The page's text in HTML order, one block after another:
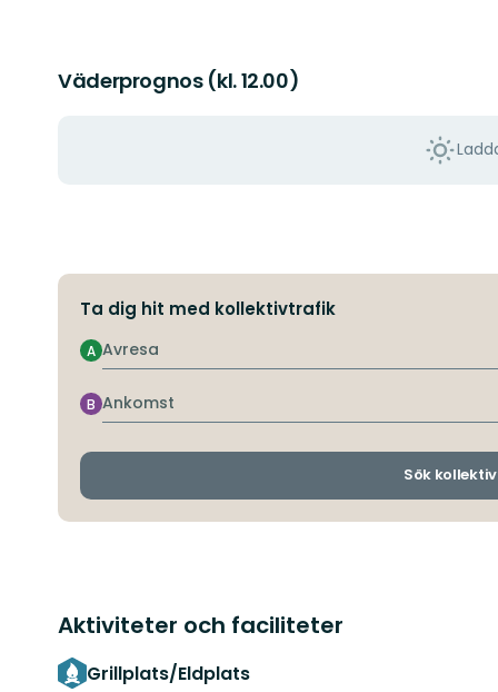
Väderprognos (kl. 12.00)
Ta dig hit med kollektivtrafik
Avresa
A
Ankomst
B
Sök
Aktiviteter och faciliteter
Grillplats/Eldplats